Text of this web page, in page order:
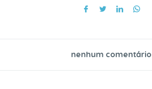
nenhum comentário